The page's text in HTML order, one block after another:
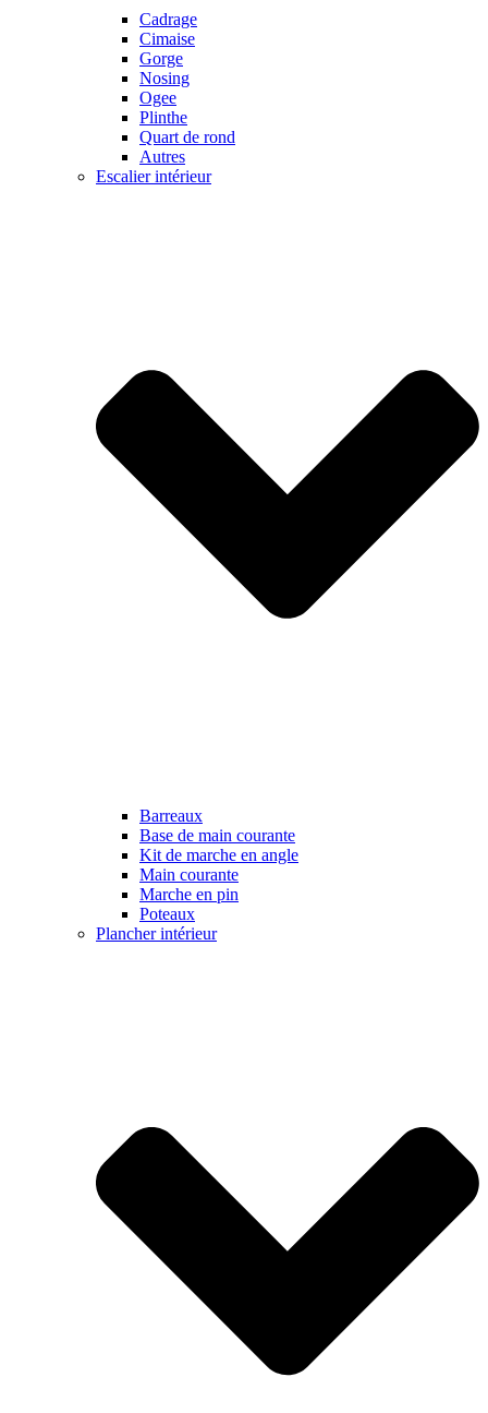
Cadrage
Cimaise
Gorge
Nosing
Ogee
Plinthe
Quart de rond
Autres
Escalier intérieur
Barreaux
Base de main courante
Kit de marche en angle
Main courante
Marche en pin
Poteaux
Plancher intérieur